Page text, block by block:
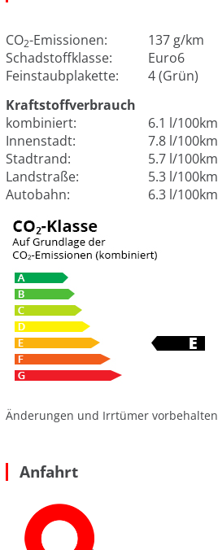
CO2-Emissionen:
137 g/km
Schadstoffklasse:
Euro6
Feinstaubplakette:
4 (Grün)
Kraftstoffverbrauch
kombiniert:
6.1 l/100km
Innenstadt:
7.8 l/100km
Stadtrand:
5.7 l/100km
Landstraße:
5.3 l/100km
Autobahn:
6.3 l/100km
Änderungen und Irrtümer vorbehalten
Anfahrt